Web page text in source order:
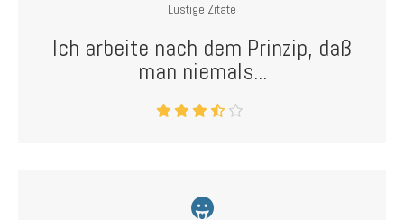
Lustige Zitate
Ich arbeite nach dem Prinzip, daß
man niemals...